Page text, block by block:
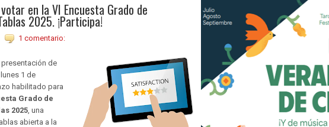
en la VI Encuesta Grado de
2025. ¡Participa!
1 comentario:
de
1 de
habilitado para
Grado de
2025, una
abierta a la